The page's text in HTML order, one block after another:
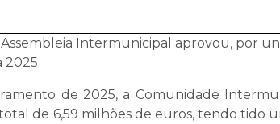
Intermunicipal aprovou, por
2025
de 2025, a Comunidade
de 6,59 milhões de euros, tendo tido